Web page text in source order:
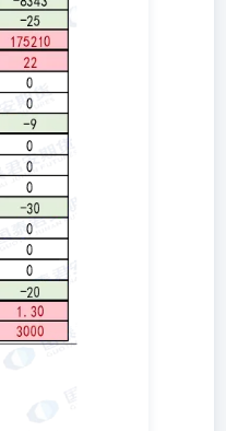
时期，或因使用不同假设和标
本公司可不发出特别通知。本
形下做出修改，投资者应当自
议，客户应考虑本报告中的任
何人的投资建议。在任何情况
任何人因使用本报告中的任何
出的任何投资决策与本公司、
的唯一参考因素，亦不应认为
版权声明本报告版权仅为本公
同意进行引用、刊发的，需在
进行任何有悖原意的引用、删
或机构独自为此发送行为负
报告中提及的期货品种。本报
该个人或机构之客户因使用本
务标记及标记均为国君期货所
任何单位或个人不得使用该商